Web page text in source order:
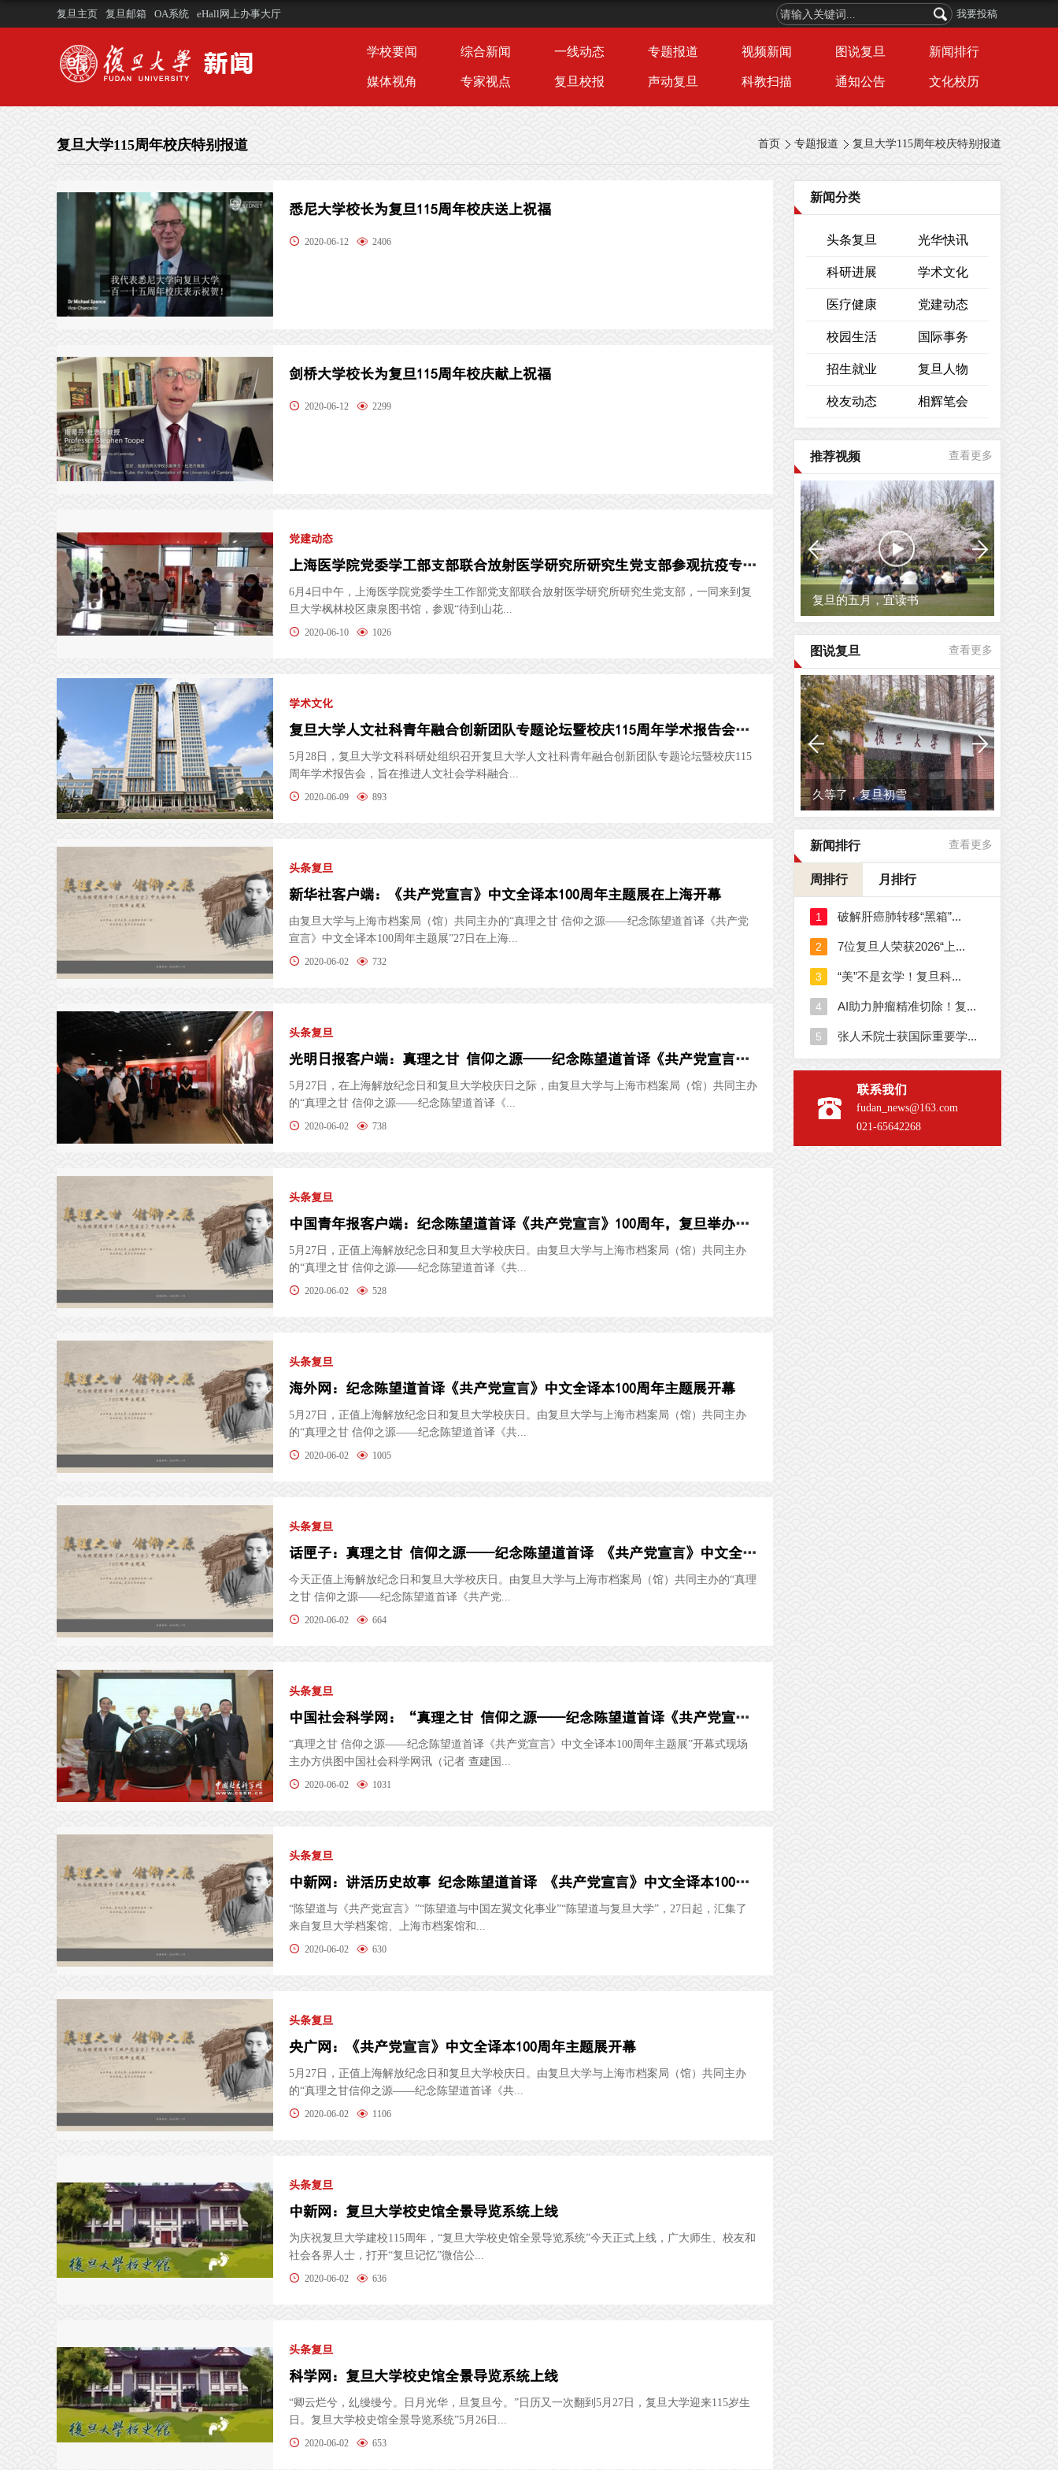
复旦主页 复旦邮箱 OA系统 eHall网上办事大厅 我要投稿
学校要闻 综合新闻 一线动态 专题报道 视频新闻 图说复旦 新闻排行
媒体视角 专家视点 复旦校报 声动复旦 科教扫描 通知公告 文化校历
首页 专题报道 复旦大学115周年校庆特别报道
复旦大学115周年校庆特别报道
悉尼大学校长为复旦115周年校庆送上祝福
2020-06-12 2406
剑桥大学校长为复旦115周年校庆献上祝福
2020-06-12 2299
党建动态
上海医学院党委学工部支部联合放射医学研究所研究生党支部参观抗疫专题展览
6月4日中午，上海医学院党委学生工作部党支部联合放射医学研究所研究生党支部，一同来到复
旦大学枫林校区康泉图书馆，参观“待到山花...
2020-06-10 1026
学术文化
复旦大学人文社科青年融合创新团队专题论坛暨校庆115周年学术报告会召开
5月28日，复旦大学文科科研处组织召开复旦大学人文社科青年融合创新团队专题论坛暨校庆115
周年学术报告会，旨在推进人文社会学科融合...
2020-06-09 893
头条复旦
新华社客户端：《共产党宣言》中文全译本100周年主题展在上海开幕
由复旦大学与上海市档案局（馆）共同主办的“真理之甘 信仰之源——纪念陈望道首译《共产党
宣言》中文全译本100周年主题展”27日在上海...
2020-06-02 732
头条复旦
光明日报客户端：真理之甘 信仰之源——纪念陈望道首译《共产党宣言》中文全译本100周年主题展在上...
5月27日，在上海解放纪念日和复旦大学校庆日之际，由复旦大学与上海市档案局（馆）共同主办
的“真理之甘 信仰之源——纪念陈望道首译《...
2020-06-02 738
头条复旦
中国青年报客户端：纪念陈望道首译《共产党宣言》100周年，复旦举办主题展
5月27日，正值上海解放纪念日和复旦大学校庆日。由复旦大学与上海市档案局（馆）共同主办
的“真理之甘 信仰之源——纪念陈望道首译《共...
2020-06-02 528
头条复旦
海外网：纪念陈望道首译《共产党宣言》中文全译本100周年主题展开幕
5月27日，正值上海解放纪念日和复旦大学校庆日。由复旦大学与上海市档案局（馆）共同主办
的“真理之甘 信仰之源——纪念陈望道首译《共...
2020-06-02 1005
头条复旦
话匣子：真理之甘 信仰之源——纪念陈望道首译 《共产党宣言》中文全译本100周年主题展
今天正值上海解放纪念日和复旦大学校庆日。由复旦大学与上海市档案局（馆）共同主办的“真理
之甘 信仰之源——纪念陈望道首译《共产党...
2020-06-02 664
头条复旦
中国社会科学网：“真理之甘 信仰之源——纪念陈望道首译《共产党宣言》中文全译本100周年主题展”...
“真理之甘 信仰之源——纪念陈望道首译《共产党宣言》中文全译本100周年主题展”开幕式现场
主办方供图中国社会科学网讯（记者 查建国...
2020-06-02 1031
头条复旦
中新网：讲活历史故事 纪念陈望道首译 《共产党宣言》中文全译本100周年主题展开幕
“陈望道与《共产党宣言》”“陈望道与中国左翼文化事业”“陈望道与复旦大学”，27日起，汇集了
来自复旦大学档案馆、上海市档案馆和...
2020-06-02 630
头条复旦
央广网：《共产党宣言》中文全译本100周年主题展开幕
5月27日，正值上海解放纪念日和复旦大学校庆日。由复旦大学与上海市档案局（馆）共同主办
的“真理之甘信仰之源——纪念陈望道首译《共...
2020-06-02 1106
头条复旦
中新网：复旦大学校史馆全景导览系统上线
为庆祝复旦大学建校115周年，“复旦大学校史馆全景导览系统”今天正式上线，广大师生、校友和
社会各界人士，打开“复旦记忆”微信公...
2020-06-02 636
头条复旦
科学网：复旦大学校史馆全景导览系统上线
“卿云烂兮，乣缦缦兮。日月光华，旦复旦兮。”日历又一次翻到5月27日，复旦大学迎来115岁生
日。复旦大学校史馆全景导览系统”5月26日...
2020-06-02 653
新闻分类
头条复旦 光华快讯
科研进展 学术文化
医疗健康 党建动态
校园生活 国际事务
招生就业 复旦人物
校友动态 相辉笔会
推荐视频 查看更多
复旦的五月，宜读书
图说复旦 查看更多
久等了，复旦初雪
新闻排行 查看更多
周排行 月排行
联系我们
fudan_news@163.com
021-65642268